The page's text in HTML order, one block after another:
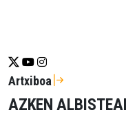
Se abrirá nueva
Se abrirá nueva
Se abrirá
Artxiboa
AZKEN